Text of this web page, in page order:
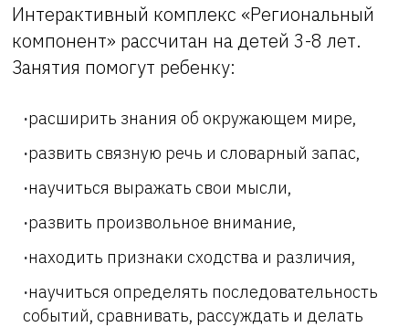
Интерактивный комплекс «Региональный
компонент» рассчитан на детей 3-8 лет.
Занятия помогут ребенку:
расширить знания об окружающем мире,
развить связную речь и словарный запас,
научиться выражать свои мысли,
развить произвольное внимание,
находить признаки сходства и различия,
научиться определять последовательность
событий, сравнивать, рассуждать и делать